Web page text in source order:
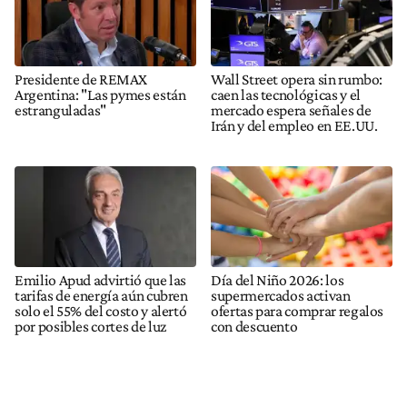
Presidente de REMAX
Argentina: "Las pymes están
estranguladas"
Wall Street opera sin rumbo:
caen las tecnológicas y el
mercado espera señales de
Irán y del empleo en EE.UU.
Emilio Apud advirtió que las
tarifas de energía aún cubren
solo el 55% del costo y alertó
por posibles cortes de luz
Día del Niño 2026: los
supermercados activan
ofertas para comprar regalos
con descuento